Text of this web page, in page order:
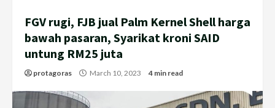
FGV rugi, FJB jual Palm Kernel Shell harga
bawah pasaran, Syarikat kroni SAID
untung RM25 juta
protagoras March 10, 2023 4 min read